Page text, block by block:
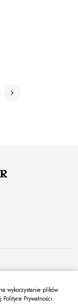

wykorzystanie plików
Prywatności.